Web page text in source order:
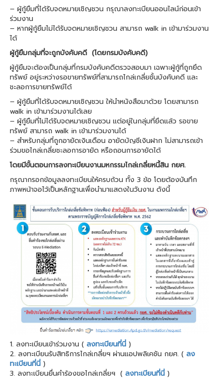
– ผู้กู้ยืมที่ได้รับจดหมายเชิญชวน กรุณาลงทะเบียนออนไลน์ก่อนเข้า
ร่วมงาน
– หากผู้กู้ยืมไม่ได้รับจดหมายเชิญชวน สามารถ walk in เข้ามาร่วมงาน
ได้
ผู้กู้ยืมกลุ่มที่จะถูกบังคับคดี (โดยกรมบังคับคดี)
ผู้กู้ยืมจะต้องเป็นกลุ่มที่กรมบังคับคดีตรวจสอบมา เฉพาะผู้กู้ที่ถูกยึด
ทรัพย์ อยู่ระหว่างรอขายทรัพย์ที่สามารถไกล่เกลี่ยชั้นบังคับคดี และ
ชะลอการขายทรัพย์ได้
– ผู้กู้ยืมที่ได้รับจดหมายเชิญชวน ให้นำหนังสือมาด้วย โดยสามารถ
walk in เข้ามาร่วมงานได้เลย
– ผู้กู้ยืมที่ไม่ได้รับจดหมายเชิญชวน แต่อยู่ในกลุ่มที่ยึดแล้ว รอขาย
ทรัพย์ สามารถ walk in เข้ามาร่วมงานได้
– สำหรับกลุ่มที่ถูกอายัดเงินเดือน อายัดบัญชีเงินฝาก ไม่สามารถเข้า
ร่วมขอไกล่เกลี่ยชะลอการอายัด หรือถอนการอายัดได้
โดยมีขั้นตอนการลงทะเบียนงานมหกรรมไกล่เกลี่ยหนี้สิน กยศ.
กรุณากรอกข้อมูลลงทะเบียนให้ครบถ้วน ทั้ง 3 ข้อ โดยต้องบันทึก
ภาพหน้าจอไว้เป็นหลักฐานเพื่อนำมาแสดงในวันงาน ดังนี้
1. ลงทะเบียนเข้าร่วมงาน ( ลงทะเบียนที่นี่ )
2. ลงทะเบียนรับสิทธิการไกล่เกลี่ยฯ ผ่านแอปพลิเคชัน กยศ. ( ลง
ทะเบียนที่นี่ )
3. ลงทะเบียนยื่นคำร้องขอไกล่เกลี่ยฯ ( ลงทะเบียนที่นี่ )